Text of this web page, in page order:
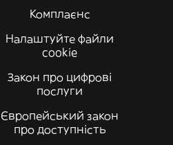
Комплаєнс
Налаштуйте файли
cookie
Закон про цифрові
послуги
Європейський закон
про доступність